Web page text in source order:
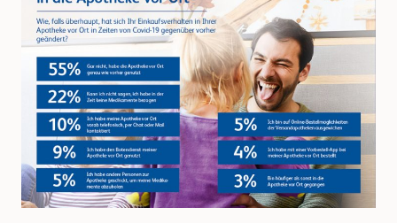
Kundenportal
Lerncenter